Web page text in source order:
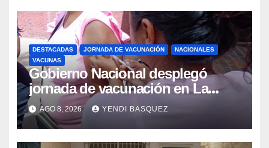
DESTACADAS JORNADA DE VACUNACIÓN
NACIONALES
VACUNAS
Gobierno Nacional desplegó
jornada de vacunación en La
Guaira para garantizar protección
epidemiológica
AGO 8, 2026 YENDI BASQUEZ